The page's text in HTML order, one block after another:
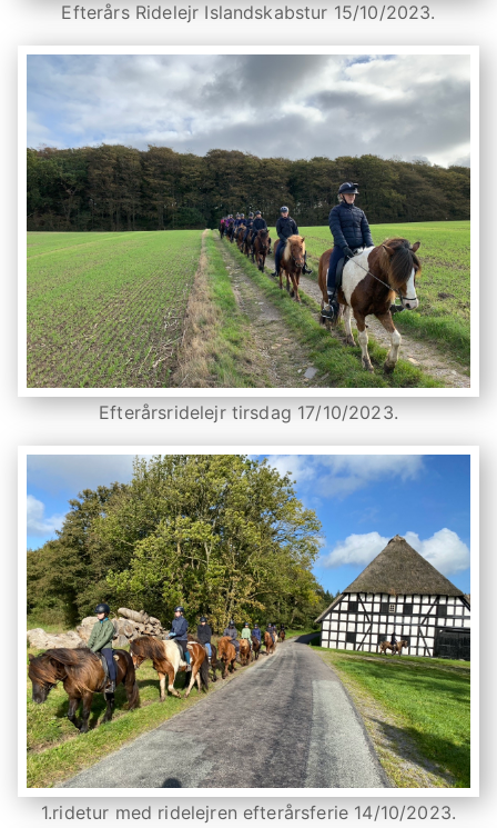
Efterårs Ridelejr Islandskabstur 15/10/2023.
Efterårsridelejr tirsdag 17/10/2023.
1.ridetur med ridelejren efterårsferie 14/10/2023.